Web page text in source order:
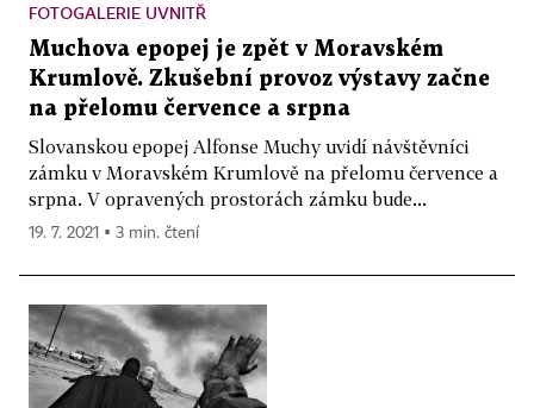
FOTOGALERIE UVNITŘ
Muchova epopej je zpět v Moravském
Krumlově. Zkušební provoz výstavy začne
na přelomu července a srpna
Slovanskou epopej Alfonse Muchy uvidí návštěvníci
zámku v Moravském Krumlově na přelomu července a
srpna. V opravených prostorách zámku bude...
19. 7. 2021 ▪ 3 min. čtení